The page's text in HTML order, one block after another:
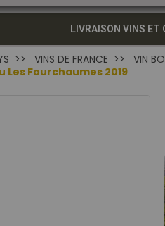
LIVRAISON VINS ET
VINS DE FRANCE VIN
Les Fourchaumes 2019